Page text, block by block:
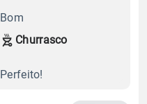
Bom
Churrasco
Perfeito!